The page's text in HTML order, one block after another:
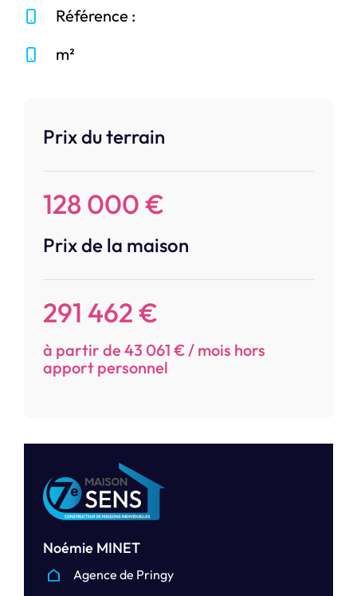
Prix du terrain
128 000 €
Prix de la maison
291 462 €
à partir de 43 061 € / mois hors
apport personnel
Noémie MINET
Agence de Pringy
Référence :
m²